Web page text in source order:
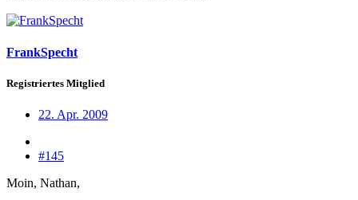
FrankSpecht
Registriertes Mitglied
22. Apr. 2009
#145
Moin, Nathan,